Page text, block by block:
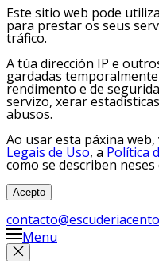
Este sitio web pode
para prestar os seus
tráfico.
A túa dirección IP e
gardadas
rendimento e de
servizo, xerar
abusos.
Ao usar esta páxina
Legais de Uso, a Política
como se describen
Acepto
Menu